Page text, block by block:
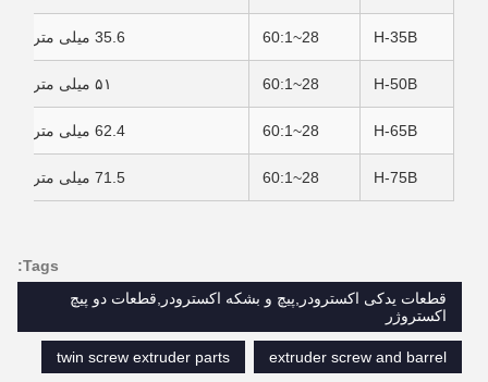
H-35B
28~60:1 35.6 میلی متر
H-50B
28~60:1 ۵۱ میلی متر
H-65B
28~60:1 62.4 میلی متر
H-75B
28~60:1 71.5 میلی متر
Tags:
قطعات یدکی اکسترودر,پیچ و بشکه اکسترودر,قطعات دو پیچ
اکستروژر
extruder screw and barrel
twin screw extruder parts